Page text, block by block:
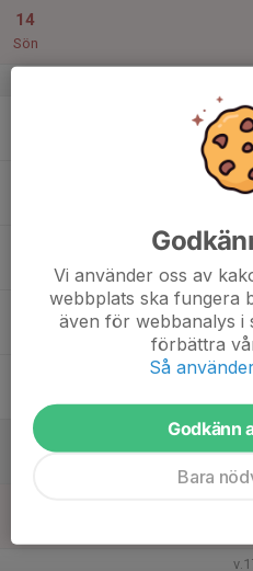
14
Sön
19:15
MTB träningen Blå
Skidans hus
20
Vi använder oss av
webbplats ska fungera
även för webbanalys i
förbättra
Så
Godkänn
Bara